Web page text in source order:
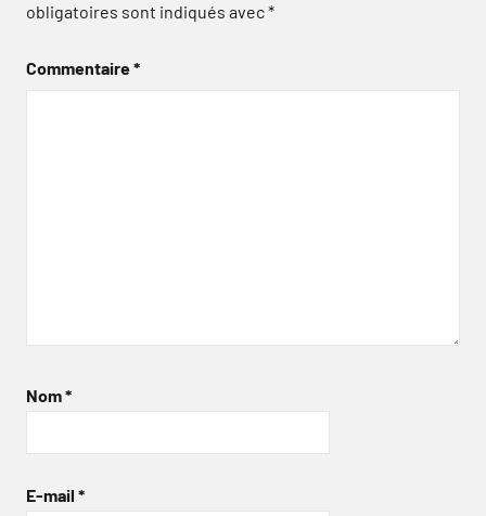
obligatoires sont indiqués avec*
Commentaire*
Nom*
E-mail *